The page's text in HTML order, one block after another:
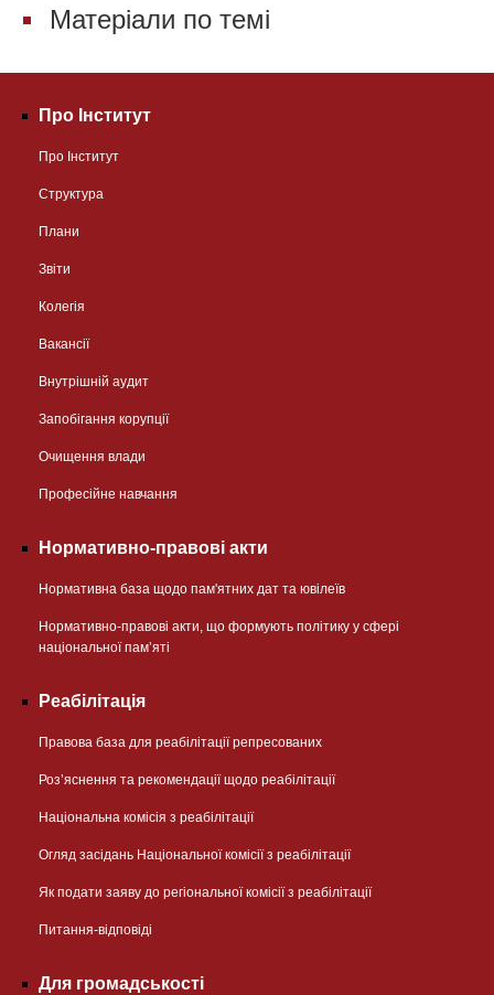
Матеріали по темі
Про Інститут
Про Інститут
Структура
Плани
Звіти
Колегія
Вакансії
Внутрішній аудит
Запобігання корупції
Очищення влади
Професійне навчання
Нормативно-правові акти
Нормативна база щодо пам'ятних дат та ювілеїв
Нормативно-правові акти, що формують політику у сфері
національної памʼяті
Реабілітація
Правова база для реабілітації репресованих
Розʼяснення та рекомендації щодо реабілітації
Національна комісія з реабілітації
Огляд засідань Національної комісії з реабілітації
Як подати заяву до регіональної комісії з реабілітації
Питання-відповіді
Для громадськості